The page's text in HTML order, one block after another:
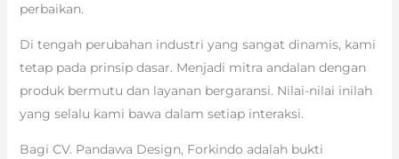
perbaikan.
Di tengah perubahan industri yang sangat dinamis, kami
tetap pada prinsip dasar. Menjadi mitra andalan dengan
produk bermutu dan layanan bergaransi. Nilai-nilai inilah
yang selalu kami bawa dalam setiap interaksi.
Bagi CV. Pandawa Design, Forkindo adalah bukti